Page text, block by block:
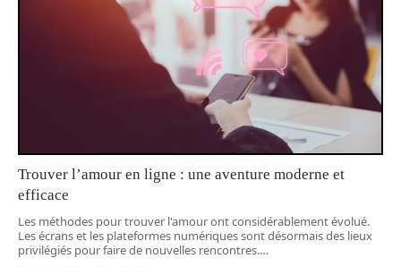
Trouver l’amour en ligne : une aventure moderne et
efficace
Les méthodes pour trouver l'amour ont considérablement évolué.
Les écrans et les plateformes numériques sont désormais des lieux
privilégiés pour faire de nouvelles rencontres.…